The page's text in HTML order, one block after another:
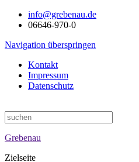
info@grebenau.de
06646-970-0
Navigation überspringen
Kontakt
Impressum
Datenschutz
Grebenau
Zielseite